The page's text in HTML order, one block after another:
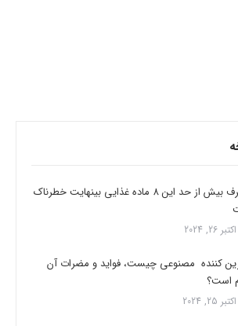
مصرف بیش از حد این 8 ماده غذایی بینهایت خطرناک
اکتبر 26, 2024
کننده مصنوعی چیست، فواید و مضرات آن
است؟
اکتبر 25, 2024